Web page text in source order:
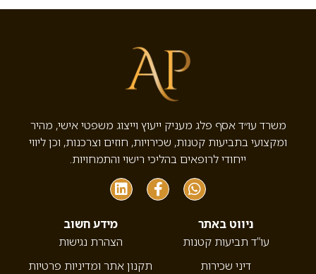
משרד עו״ד אסף פלג מעניק ייעוץ וייצוג משפטי אישי, מהיר
ומקצועי בתביעות קטנות, שכירויות, חוזים וצרכנות, וכן ליווי
ייחודי לרופאים בהליכי רישוי והתמחויות.
ניווט באתר
עו”ד תביעות קטנות
דיני שכירות
מידע חשוב
הצהרת נגישות
תקנון אתר ומדיניות פרטיות